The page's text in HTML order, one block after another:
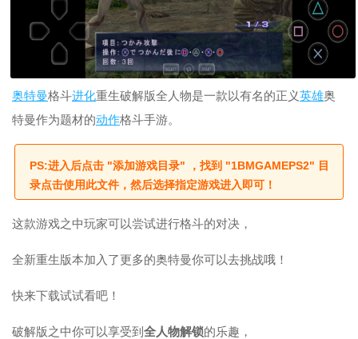
奥特曼格斗进化重生破解版全人物是一款以有名的正义英雄奥
特曼作为题材的动作格斗手游。
PS:进入后点击 "添加游戏目录" ，找到 "1BMGAMEPS2" 目
录点击使用此文件，然后选择指定游戏进入即可！
这款游戏之中玩家可以尝试进行格斗的对决，
全新重生版本加入了更多的奥特曼你可以去挑战哦！
快来下载试试看吧！
破解版之中你可以享受到 全人物解锁的乐趣，